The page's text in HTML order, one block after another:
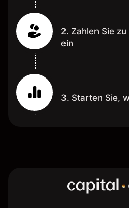
2. Zahlen Sie
ein
3. Starten Sie,